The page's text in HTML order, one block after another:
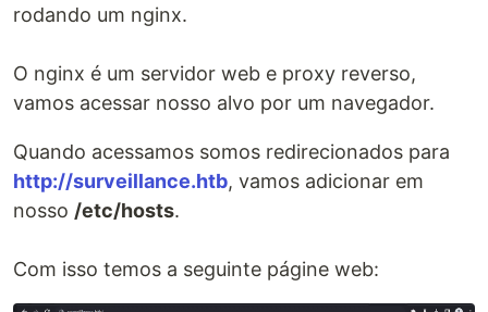
rodando um nginx.
O nginx é um servidor web e proxy reverso,
vamos acessar nosso alvo por um navegador.
Quando acessamos somos redirecionados para
http://surveillance.htb, vamos adicionar em
nosso /etc/hosts.
Com isso temos a seguinte págine web: